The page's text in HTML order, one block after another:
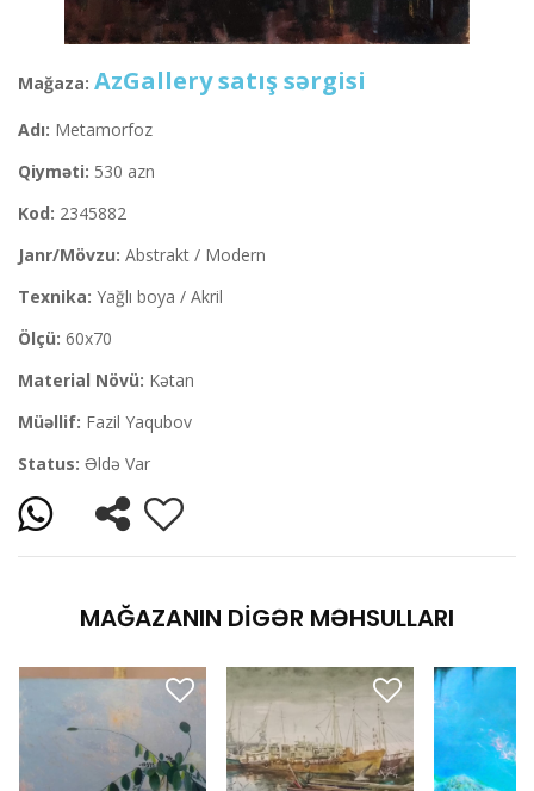
Mağaza: AzGallery satış sərgisi
Adı: Metamorfoz
Qiyməti: 530 azn
Kod: 2345882
Janr/Mövzu: Abstrakt / Modern
Texnika: Yağlı boya / Akril
Ölçü: 60x70
Material Növü: Kətan
Müəllif: Fazil Yaqubov
Status: Əldə Var
MAĞAZANIN DIGƏR MƏHSULLARI